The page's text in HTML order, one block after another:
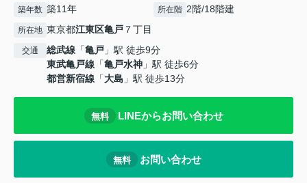
築年数 築11年 所在階 2階/18階建
所在地 東京都江東区亀戸 ７丁目
交通 総武線 「亀戸 」駅 徒歩9分
東武亀戸線 「亀戸水神 」駅 徒歩6分
都営新宿線 「大島 」駅 徒歩13分
無料 LINEからお問い合わせ
無料 お問い合わせ